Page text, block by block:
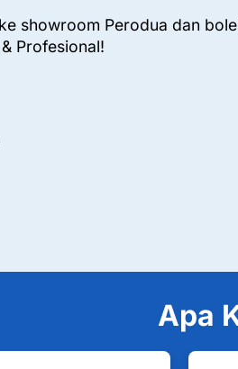
showroom Perodua dan
Profesional!
Apa